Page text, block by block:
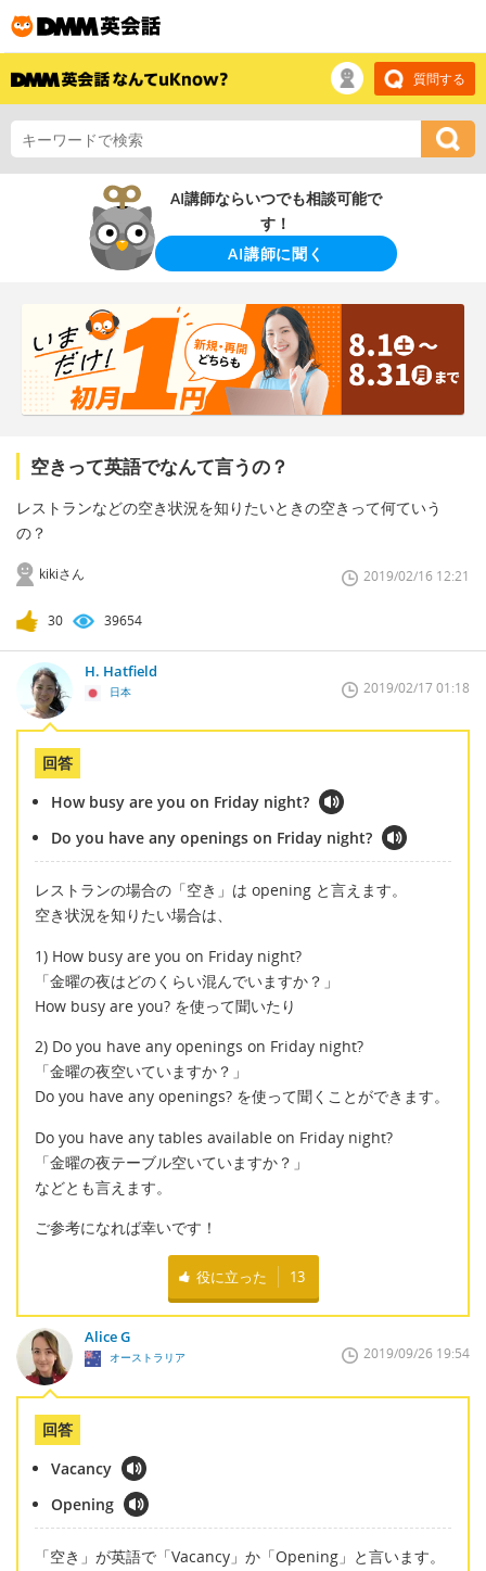
質問する
AI講師ならいつでも相談可能で
す！
AI講師に聞く
空きって英語でなんて言うの？
レストランなどの空き状況を知りたいときの空きって何ていう
の？
kikiさん 2019/02/16 12:21
30 39654
H. Hatfield
日本 2019/02/17 01:18
回答
How busy are you on Friday night?
Do you have any openings on Friday night?
レストランの場合の「空き」は opening と言えます。
空き状況を知りたい場合は、
1) How busy are you on Friday night?
「金曜の夜はどのくらい混んでいますか？」
How busy are you? を使って聞いたり
2) Do you have any openings on Friday night?
「金曜の夜空いていますか？」
Do you have any openings? を使って聞くことができます。
Do you have any tables available on Friday night?
「金曜の夜テーブル空いていますか？」
などとも言えます。
ご参考になれば幸いです！
役に立った 13
Alice G
オーストラリア 2019/09/26 19:54
回答
Vacancy
Opening
「空き」が英語で「Vacancy」か「Opening」と言います。